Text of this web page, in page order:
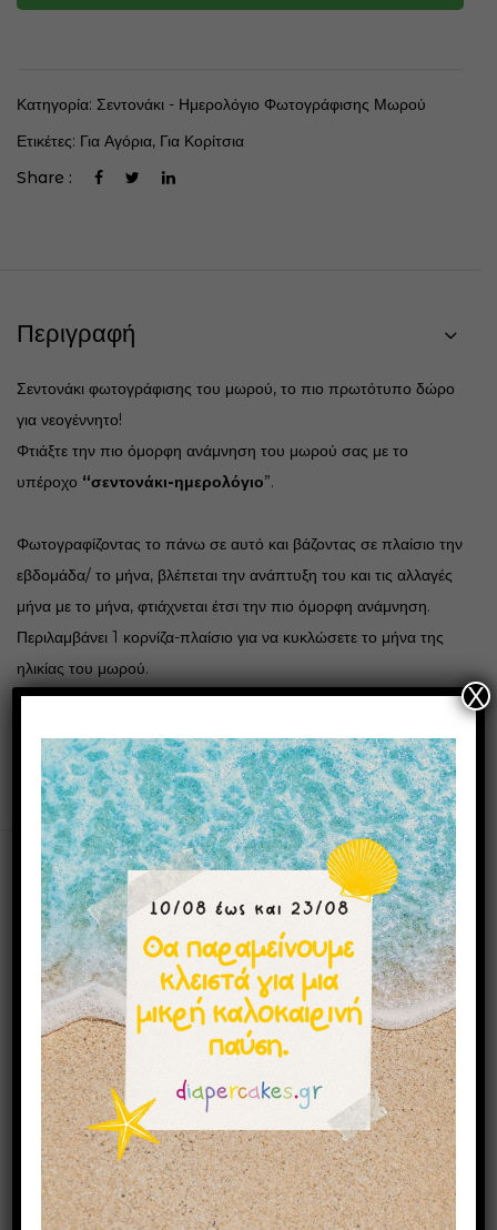
Κατηγορία: Σεντονάκι - Ημερολόγιο Φωτογράφισης Μωρού
Ετικέτες: Για Αγόρια, Για Κορίτσια
Share :
Περιγραφή
Σεντονάκι φωτογράφισης του μωρού, το πιο πρωτότυπο δώρο
για νεογέννητο!
Φτιάξτε την πιο όμορφη ανάμνηση του μωρού σας με το
υπέροχο “σεντονάκι-ημερολόγιο”.
Φωτογραφίζοντας το πάνω σε αυτό και βάζοντας σε πλαίσιο την
εβδομάδα/ το μήνα, βλέπεται την ανάπτυξη του και τις αλλαγές
μήνα με το μήνα, φτιάχνεται έτσι την πιο όμορφη ανάμνηση.
Περιλαμβάνει 1 κορνίζα-πλαίσιο για να κυκλώσετε το μήνα της
ηλικίας του μωρού.
Μπορεί επίσης να σας αρέσουν
X